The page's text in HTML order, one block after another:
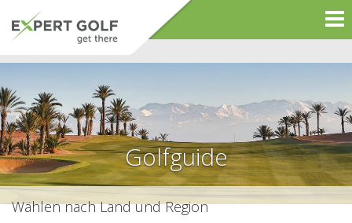
Golfguide
Wählen nach Land und Region